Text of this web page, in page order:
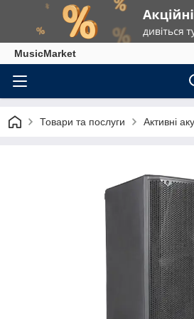
MusicMarket
Товари та послуги Активні